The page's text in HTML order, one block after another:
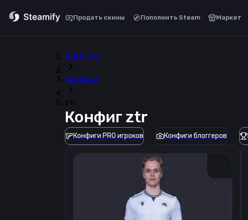
Продать скины Пополнить Steam Маркет
Steamify
Конфиги
ztr
Конфиг ztr
Конфиги PRO игроков Конфиги блоггеров